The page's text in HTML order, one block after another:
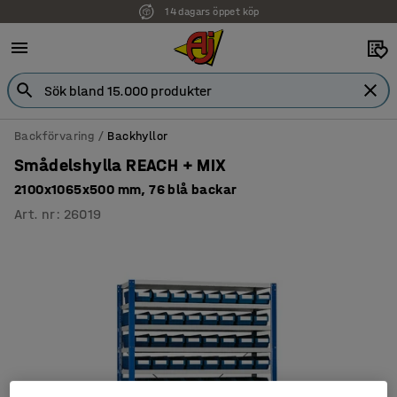
14 dagars öppet köp
Backförvaring Backhyllor
Smådelshylla REACH + MIX
2100x1065x500 mm, 76 blå backar
Art. nr: 26019